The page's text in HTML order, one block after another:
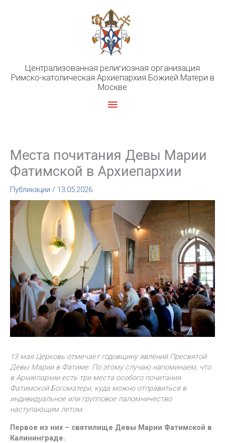
Централизованная религиозная организация
Римско-католическая Архиепархия Божией Матери в
Москве
Главное
Места почитания Девы Марии
Фатимской в Архиепархии
Публикации / 13.05.2026
13 мая Церковь отмечает годовщину явлений Пресвятой
Девы Марии в Фатиме. По этому случаю напоминаем, что
в Архиепархии есть три места особого почитания
Фатимской Богоматери, куда можно отправиться в
индивидуальное или групповое паломничество
наступающим летом.
Первое из них – святилище Девы Марии Фатимской в
Калининграде.